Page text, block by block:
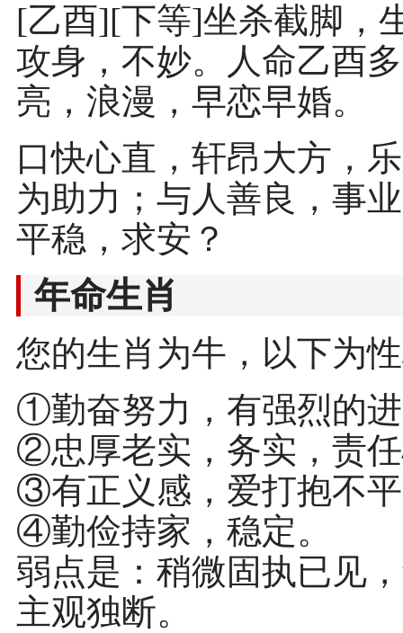
[乙酉][下等]坐杀截脚，
攻身，不妙。人命乙酉
亮，浪漫，早恋早婚。
口快心直，轩昂大方，
为助力；与人善良，事
平稳，求安？
年命生肖
您的生肖为牛，以下为
①勤奋努力，有强烈的
②忠厚老实，务实，责
③有正义感，爱打抱不
④勤俭持家，稳定。
弱点是：稍微固执已见
主观独断。